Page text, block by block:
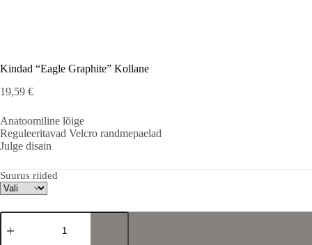
Kindad “Eagle Graphite” Kollane
19,59 €
Anatoomiline lõige
Reguleeritavad Velcro randmepaelad
Julge disain
Suurus riided
Kindad
"Eagle